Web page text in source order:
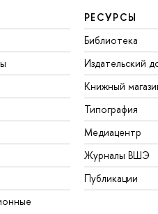
РЕСУРСЫ
Библиотека
Издательский
Книжный
Типография
Медиацентр
Журналы ВШЭ
Публикации